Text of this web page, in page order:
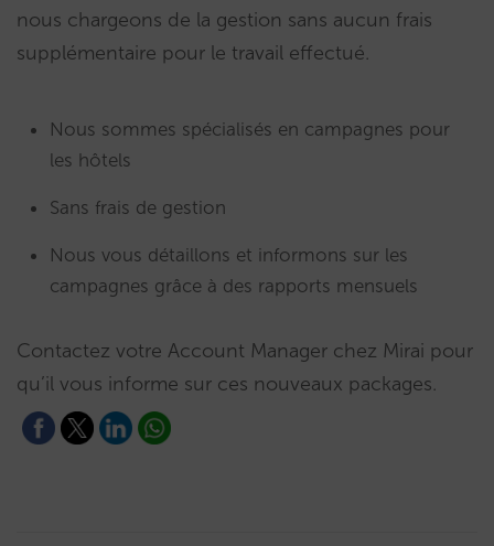
nous chargeons de la gestion sans aucun frais
supplémentaire pour le travail effectué.
Nous sommes spécialisés en campagnes pour
les hôtels
Sans frais de gestion
Nous vous détaillons et informons sur les
campagnes grâce à des rapports mensuels
Contactez votre Account Manager chez Mirai pour
qu’il vous informe sur ces nouveaux packages.